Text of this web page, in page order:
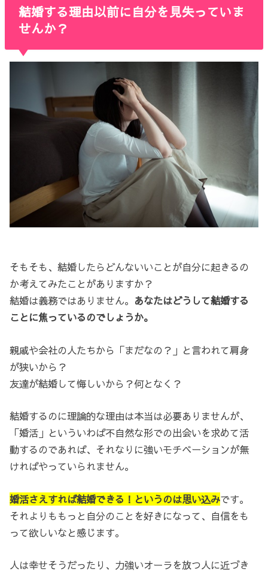
結婚する理由以前に自分を見失っていま
せんか？
そもそも、結婚したらどんないいことが自分に起きるの
か考えてみたことがありますか？
結婚は義務ではありません。 あなたはどうして結婚する
ことに焦っているのでしょうか。
親戚や会社の人たちから「まだなの？」と言われて肩身
が狭いから？
友達が結婚して悔しいから？何となく？
結婚するのに理論的な理由は本当は必要ありませんが、
「婚活」といういわば不自然な形での出会いを求めて活
動するのであれば、それなりに強いモチベーションが無
ければやっていられません。
婚活さえすれば結婚できる！というのは思い込みです。
それよりももっと自分のことを好きになって、自信をも
って欲しいなと感じます。
人は幸せそうだったり、力強いオーラを放つ人に近づき